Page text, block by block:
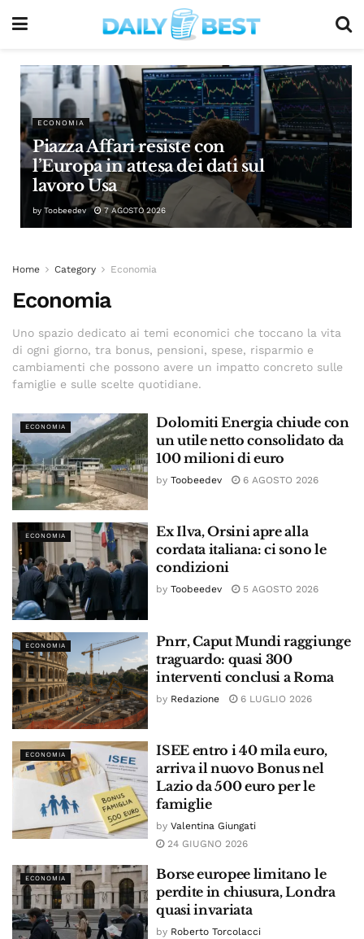
ECONOMIA
Piazza Affari resiste con
l’Europa in attesa dei dati sul
lavoro Usa
by Toobeedev 7 AGOSTO 2026
Home Category Economia
Economia
Uno spazio dedicato ai temi economici che toccano la vita
di ogni giorno, tra bonus, pensioni, spese, risparmio e
cambiamenti che possono avere un impatto concreto sulle
famiglie e sulle scelte quotidiane.
ECONOMIA
Dolomiti Energia chiude con
un utile netto consolidato da
100 milioni di euro
by Toobeedev 6 AGOSTO 2026
ECONOMIA
Ex Ilva, Orsini apre alla
cordata italiana: ci sono le
condizioni
by Toobeedev 5 AGOSTO 2026
ECONOMIA
Pnrr, Caput Mundi raggiunge
traguardo: quasi 300
interventi conclusi a Roma
by Redazione 6 LUGLIO 2026
ECONOMIA
ISEE entro i 40 mila euro,
arriva il nuovo Bonus nel
Lazio da 500 euro per le
famiglie
by Valentina Giungati
24 GIUGNO 2026
ECONOMIA
Borse europee limitano le
perdite in chiusura, Londra
quasi invariata
by Roberto Torcolacci